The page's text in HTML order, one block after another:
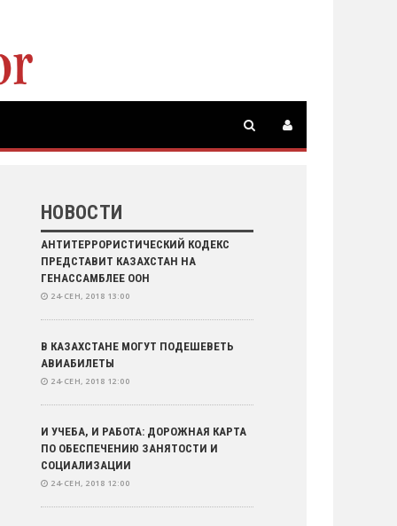
НОВОСТИ
АНТИТЕРРОРИСТИЧЕСКИЙ КОДЕКС
ПРЕДСТАВИТ КАЗАХСТАН НА
ГЕНАССАМБЛЕЕ ООН
24-СЕН, 2018 13:00
В КАЗАХСТАНЕ МОГУТ ПОДЕШЕВЕТЬ
АВИАБИЛЕТЫ
24-СЕН, 2018 12:00
И УЧЕБА, И РАБОТА: ДОРОЖНАЯ КАРТА
ПО ОБЕСПЕЧЕНИЮ ЗАНЯТОСТИ И
СОЦИАЛИЗАЦИИ
24-СЕН, 2018 12:00